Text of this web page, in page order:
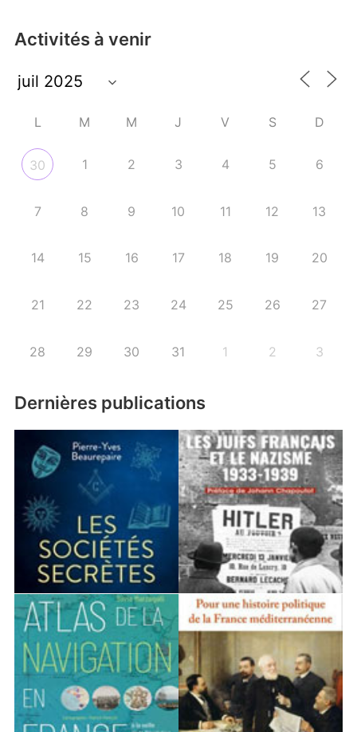
Activités à venir
L M M J V S D
30 1 2 3 4 5 6
7 8 9 10 11 12 13
14 15 16 17 18 19 20
21 22 23 24 25 26 27
28 29 30 31 1 2 3
Dernières publications